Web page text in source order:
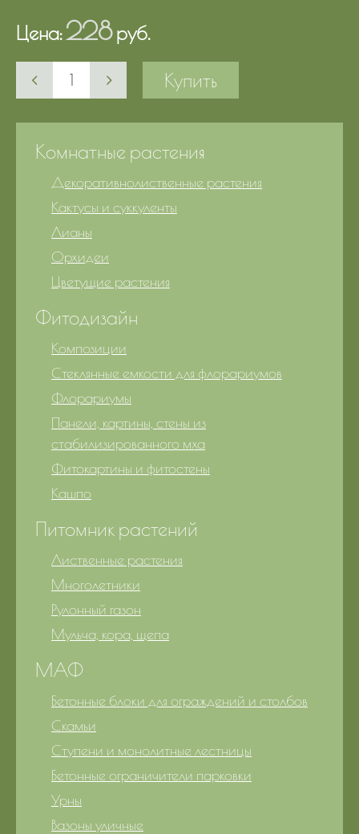
Цена:228руб.
Купить
Комнатные растения
Декоративнолиственные растения
Кактусы и суккуленты
Лианы
Орхидеи
Цветущие растения
Фитодизайн
Композиции
Стеклянные емкости для флорариумов
Флорариумы
Панели, картины, стены из
стабилизированного мха
Фитокартины и фитостены
Кашпо
Питомник растений
Лиственные растения
Многолетники
Рулонный газон
Мульча, кора, щепа
МАФ
Бетонные блоки для ограждений и столбов
Скамьи
Ступени и монолитные лестницы
Бетонные ограничители парковки
Урны
Вазоны уличные